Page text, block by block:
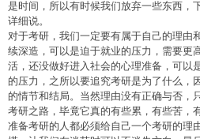
是时间，所以有时候我们放弃一些东西，
详细说。
对于考研，我们一定要有属于自己的理由
续深造，可以是迫于就业的压力，需要更
活，还没做好进入社会的心理准备，可以
的压力，之所以要追究考研是为了什么，
的情节和结局。当然理由没有正确与否，
考研之路，毕竟它真的有些累，有些苦，
准备考研的人都必须给自己一个考研的理